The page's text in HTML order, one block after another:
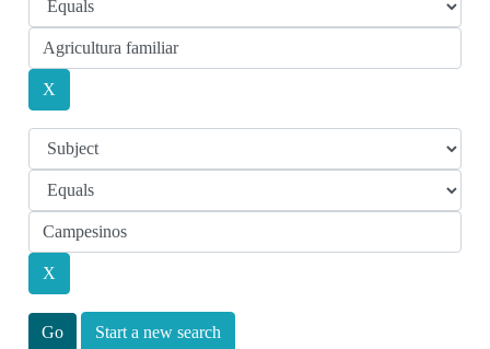
Start a new search